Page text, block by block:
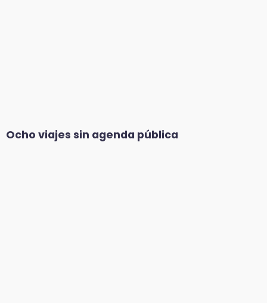
Ocho viajes sin agenda pública